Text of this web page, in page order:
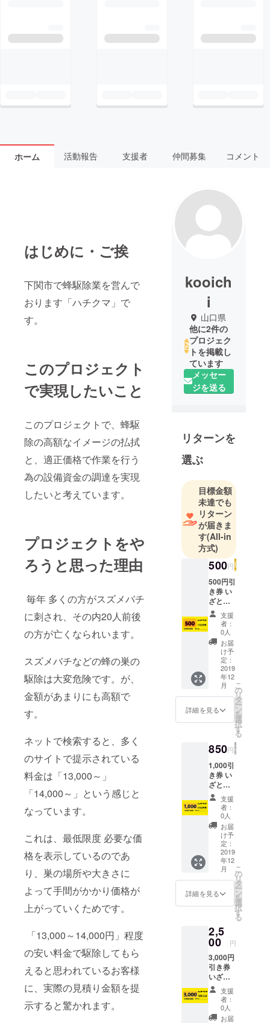
ホーム 活動報告 支援者 仲間募集 コメント
はじめに・ご挨
下関市で蜂駆除業を営んで
おります「ハチクマ」で
す。
このプロジェクト
で実現したいこと
このプロジェクトで、蜂駆
除の高額なイメージの払拭
と、適正価格で作業を行う
為の設備資金の調達を実現
したいと考えています。
プロジェクトをや
ろうと思った理由
毎年 多くの方がスズメバチ
に刺され、その内20人前後
の方が亡くなられいます。
スズメバチなどの蜂の巣の
駆除は大変危険です。が、
金額があまりにも高額で
す。
ネットで検索すると、多く
のサイトで提示されている
料金は「13,000～」
「14,000～」という感じと
なっています。
これは、最低限度 必要な価
格を表示しているのであ
り、巣の場所や大きさに
よって手間がかかり価格が
上がっていくためです。
「13,000～14,000円」程度
の安い料金で駆除してもら
えると思われているお客様
に、実際の見積り金額を提
示すると驚かれます。
kooich
i
山口県
他に2件の
プロジェク
トを掲載し
ています
メッセー
ジを送る
リターンを
選ぶ
目標金額
未達でも
リターン
が届きま
す(All-in
方式)
500円
500円引
き券 い
ざとい
うとき
にまと
まった
お金が
ない。
そんな
時にこ
のサー
ビス券
を事前
に備え
ておく
す。 ※
山口
県、福
岡県、
広島県
西部、
島根県
西部で
のみご
使用い
ただけ
ます。
支援
者：
0人
お届
け予
定：
2019
年12
月
詳細を見る
こ
の
リ
タ
ー
ン
を
選
択
す
る
850円
1,000引
き券 い
ざとい
うとき
にまと
まった
お金が
ない。
そんな
時にこ
のサー
ビス券
を事前
に備え
ておく
す。 ※
山口
県、福
岡県、
広島県
西部、
島根県
西部で
のみご
使用い
支援
者：
0人
お届
け予
定：
2019
年12
月
詳細を見る
こ
の
リ
タ
ー
ン
を
選
択
す
る
2,5
00 円
3,000円
引き券
いざと
いうと
きにま
とまっ
たお金
支援
者：
0人
お届